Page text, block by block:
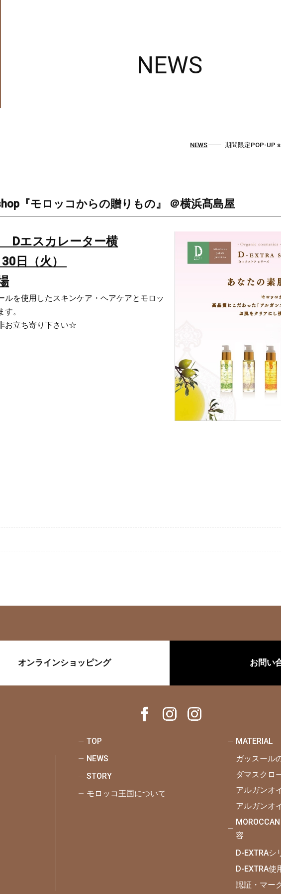
NEWS
NEWS 期間限定POP-UP
『モロッコからの贈りもの』 ＠横浜髙島屋
エスカレーター横
日（火）
ルを使用したスキンケア・ヘアケアとモロッ
。
お立ち寄り下さい☆
オンラインショッピング お問い
TOP
NEWS
STORY
モロッコ王国について
MATERIAL
ガッスール
ダマスクロ
アルガンオ
アルガンオ
容
D-EXTRAシ
D-EXTRA使
認証・マー